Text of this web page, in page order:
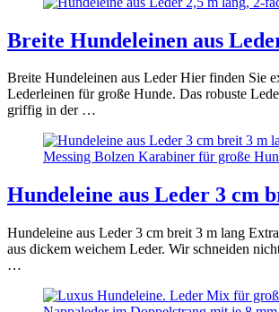
Breite Hundeleinen aus
Breite Hundeleinen aus Leder Hier finden Sie
Lederleinen für große Hunde. Das robuste
griffig in der …
Hundeleine aus Leder 3 cm
Hundeleine aus Leder 3 cm breit 3 m lang
aus dickem weichem Leder. Wir schneiden
…